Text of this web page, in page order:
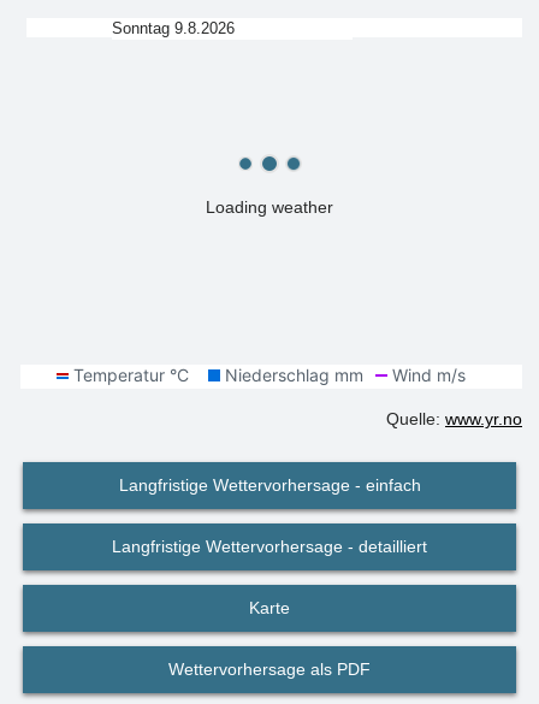
Loading weather
Sonntag 9.8.2026
Quelle: www.yr.no
Langfristige Wettervorhersage - einfach
Langfristige Wettervorhersage - detailliert
Karte
Wettervorhersage als PDF